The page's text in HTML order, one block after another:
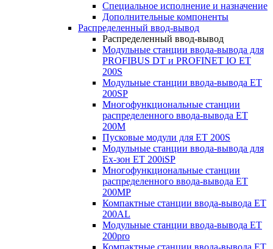
Специальное исполнение и назначение
Дополнительные компоненты
Распределенный ввод-вывод
Распределенный ввод-вывод
Модульные станции ввода-вывода для
PROFIBUS DT и PROFINET IO ET
200S
Модульные станции ввода-вывода ET
200SP
Многофункциональные станции
распределенного ввода-вывода ET
200M
Пусковые модули для ET 200S
Модульные станции ввода-вывода для
Ex-зон ET 200iSP
Многофункциональные станции
распределенного ввода-вывода ET
200MP
Компактные станции ввода-вывода ET
200AL
Модульные станции ввода-вывода ET
200pro
Компактные станции ввода-вывода ET